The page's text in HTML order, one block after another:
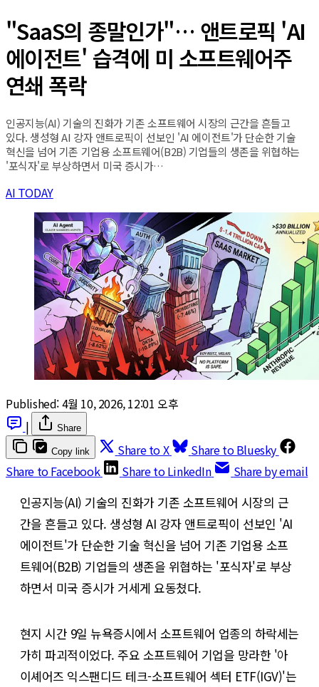
"SaaS의 종말인가"… 앤트로픽 'AI
에이전트' 습격에 미 소프트웨어주
연쇄 폭락
인공지능(AI) 기술의 진화가 기존 소프트웨어 시장의 근간을 흔들고
있다. 생성형 AI 강자 앤트로픽이 선보인 'AI 에이전트'가 단순한 기술
혁신을 넘어 기존 기업용 소프트웨어(B2B) 기업들의 생존을 위협하는
'포식자'로 부상하면서 미국 증시가…
AI TODAY
Published:4월 10, 2026, 12:01 오후
|
Share
Copy link Share to X
Share to Bluesky
Share to Facebook
Share to LinkedIn Share by email
인공지능(AI) 기술의 진화가 기존 소프트웨어 시장의 근
간을 흔들고 있다. 생성형 AI 강자 앤트로픽이 선보인 'AI
에이전트'가 단순한 기술 혁신을 넘어 기존 기업용 소프
트웨어(B2B) 기업들의 생존을 위협하는 '포식자'로 부상
하면서 미국 증시가 거세게 요동쳤다.
현지 시간 9일 뉴욕증시에서 소프트웨어 업종의 하락세는
가히 파괴적이었다. 주요 소프트웨어 기업을 망라한 '아
이셰어즈 익스팬디드 테크-소프트웨어 섹터 ETF(IGV)'는